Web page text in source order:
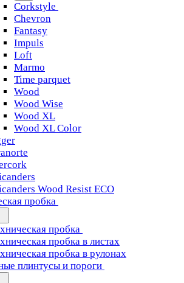
Corkstyle
Chevron
Fantasy
Impuls
Loft
Marmo
Time parquet
Wood
Wood Wise
Wood XL
Wood XL Color
Wood Resist ECO
пробка
пробка
пробка в листах
пробка в рулонах
плинтусы и пороги